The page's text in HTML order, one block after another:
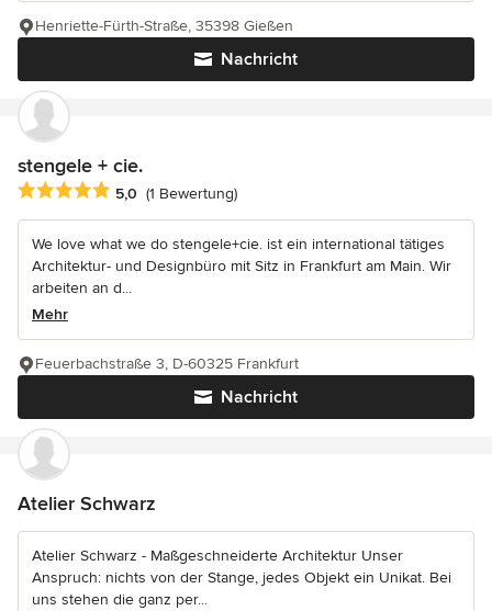
Nachricht
Henriette-Fürth-Straße, 35398 Gießen
stengele + cie.
Durchschnittliche Bewertung: 5 von 5 Sternen
5,0 (1 Bewertung)
We love what we do stengele+cie. ist ein international tätiges
Architektur- und Designbüro mit Sitz in Frankfurt am Main. Wir
arbeiten an d...
Mehr
Nachricht
Feuerbachstraße 3, D-60325 Frankfurt
Atelier Schwarz
Atelier Schwarz - Maßgeschneiderte Architektur Unser
Anspruch: nichts von der Stange, jedes Objekt ein Unikat. Bei
uns stehen die ganz per...